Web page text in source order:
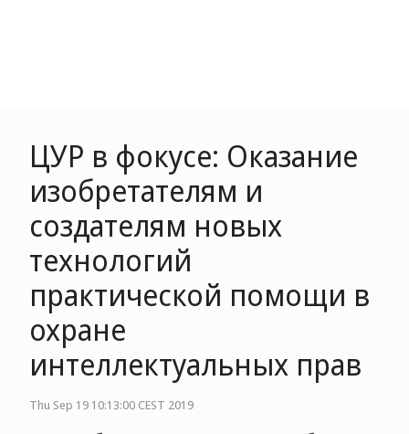
ЦУР в фокусе: Оказание
изобретателям и
создателям новых
технологий
практической помощи в
охране
интеллектуальных прав
Thu Sep 19 10:13:00 CEST 2019